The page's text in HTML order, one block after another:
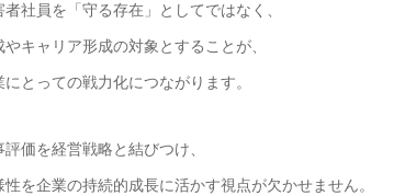
者社員を「守る存在」としてではなく、
やキャリア形成の対象とすることが、
にとっての戦力化につながります。
評価を経営戦略と結びつけ、
性を企業の持続的成長に活かす視点が欠かせません。